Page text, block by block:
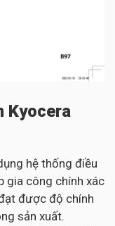
Kyocera
hệ thống điều
gia công chính xác
được độ chính
sản xuất.